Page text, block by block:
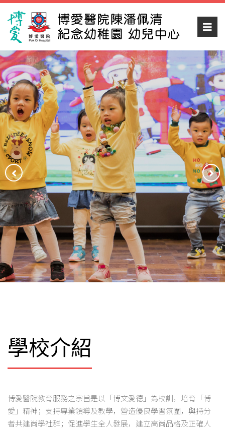
學校介紹
博愛醫院教育服務之宗旨是以「博文愛德」為校訓，培育「博
愛」精神；支持專業領導及教學，營造優良學習氛圍，與持分
者共建尚學社群；促進學生全人發展，建立高尚品格及正確人